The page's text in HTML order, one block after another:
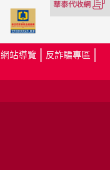
視
窗）
視
窗）
網站導覽 反詐騙專區
（
新
視
開
窗）